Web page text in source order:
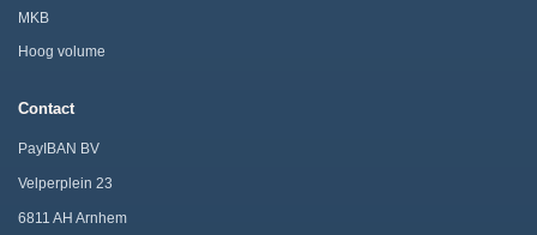
MKB
Hoog volume
Contact
PayIBAN BV
Velperplein 23
6811 AH Arnhem